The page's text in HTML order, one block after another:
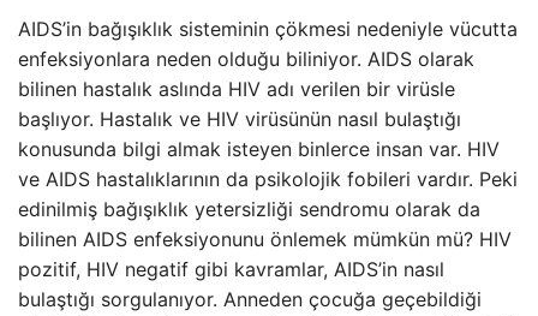
AIDS’in bağışıklık sisteminin çökmesi nedeniyle vücutta
enfeksiyonlara neden olduğu biliniyor. AIDS olarak
bilinen hastalık aslında HIV adı verilen bir virüsle
başlıyor. Hastalık ve HIV virüsünün nasıl bulaştığı
konusunda bilgi almak isteyen binlerce insan var. HIV
ve AIDS hastalıklarının da psikolojik fobileri vardır. Peki
edinilmiş bağışıklık yetersizliği sendromu olarak da
bilinen AIDS enfeksiyonunu önlemek mümkün mü? HIV
pozitif, HIV negatif gibi kavramlar, AIDS’in nasıl
bulaştığı sorgulanıyor. Anneden çocuğa geçebildiği